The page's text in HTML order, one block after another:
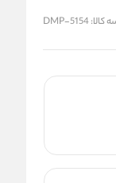
کالا:DMP-5154